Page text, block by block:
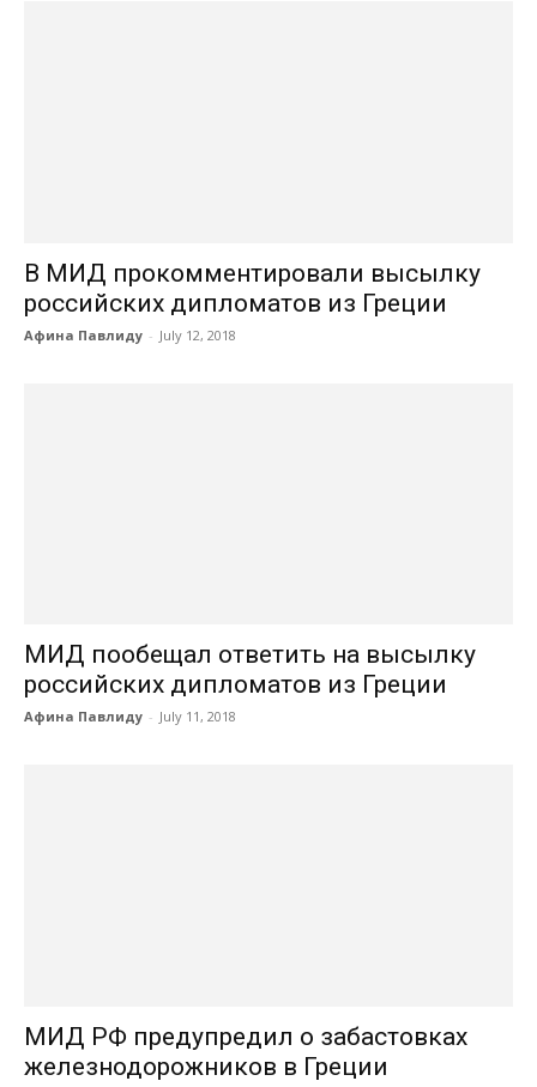
В МИД прокомментировали высылку
российских дипломатов из Греции
Афина Павлиду - July 12, 2018
МИД пообещал ответить на высылку
российских дипломатов из Греции
Афина Павлиду - July 11, 2018
МИД РФ предупредил о забастовках
железнодорожников в Греции